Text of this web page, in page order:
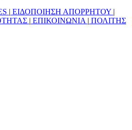
| ΕΙΔΟΠΟΙΗΣΗ ΑΠΟΡΡΗΤΟΥ |
| ΕΠΙΚΟΙΝΩΝΙΑ | ΠΟΛΙΤΗΣ